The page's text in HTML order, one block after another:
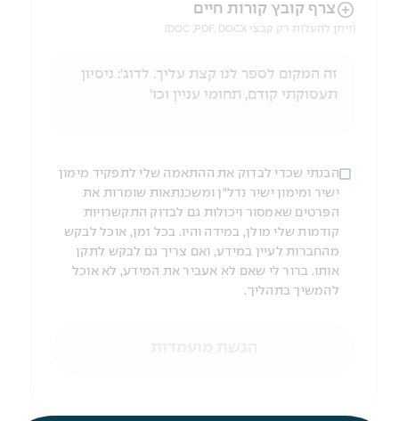
הניווט לאחר העלאת הקובץ באמצעות מקש ה-TAB
צרף קובץ קורות חיים
(ניתן להעלות רק קבצי DOC ,PDF, DOCX)
הבנתי שכדי לבדוק את ההתאמה שלי לתפקיד מימון
ישיר ומימון ישיר נדל"ן ומשכנתאות שומרות את
הפרטים שאמסור ויכולות גם לבדוק התקשרויות
קודמות שלי מולן, במידה והיו. בכל זמן, אוכל לבקש
מהחברות לעיין במידע, ואם צריך גם לבקש לתקן
אותו. ברור לי שאם לא אעביר את המידע, לא אוכל
להמשיך בתהליך.